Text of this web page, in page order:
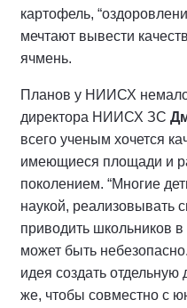
картофель,
мечтают вывести
ячмень.
Планов у НИИСХ
директора НИИСХ ЗС
всего ученым хочется
имеющиеся площади и
поколением. “Многие
наукой, реализовывать
приводить школьников
может быть
идея создать отдельную
же, чтобы совместно с